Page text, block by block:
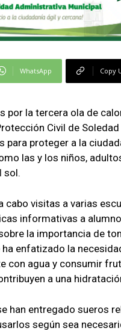
WhatsApp Copy
por la tercera ola de
Civil de
para proteger a la
las y los niños,
sol.
cabo visitas a varias
informativas a
la importancia de
enfatizado la
con agua y consumir
a una
han entregado sueros
según sea